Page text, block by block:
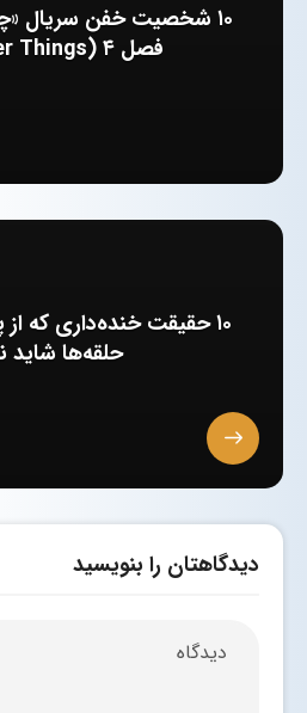
۱۰ شخصیت خفن سریال
فصل ۴ (Stranger Things)
۱۰ حقیقت خنده‌داری که
حلقه‌ها شاید
دیدگاهتان را بنویسید